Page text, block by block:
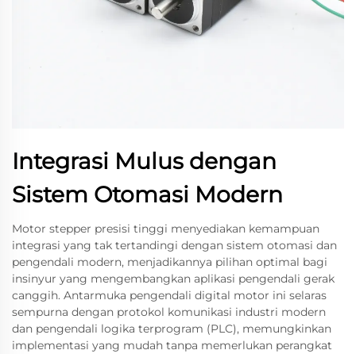
Integrasi Mulus dengan
Sistem Otomasi Modern
Motor stepper presisi tinggi menyediakan kemampuan
integrasi yang tak tertandingi dengan sistem otomasi dan
pengendali modern, menjadikannya pilihan optimal bagi
insinyur yang mengembangkan aplikasi pengendali gerak
canggih. Antarmuka pengendali digital motor ini selaras
sempurna dengan protokol komunikasi industri modern
dan pengendali logika terprogram (PLC), memungkinkan
implementasi yang mudah tanpa memerlukan perangkat